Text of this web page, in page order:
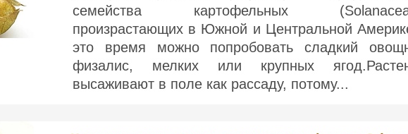
семейства картофельных
произрастающих в Южной и Центральной
это время можно попробовать сладкий
физалис, мелких или крупных
высаживают в поле как рассаду, потому...